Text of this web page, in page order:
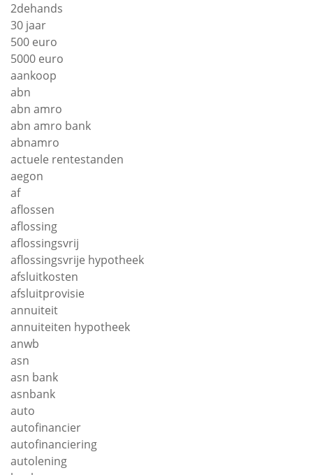
2dehands
30 jaar
500 euro
5000 euro
aankoop
abn
abn amro
abn amro bank
abnamro
actuele rentestanden
aegon
af
aflossen
aflossing
aflossingsvrij
aflossingsvrije hypotheek
afsluitkosten
afsluitprovisie
annuiteit
annuiteiten hypotheek
anwb
asn
asn bank
asnbank
auto
autofinancier
autofinanciering
autolening